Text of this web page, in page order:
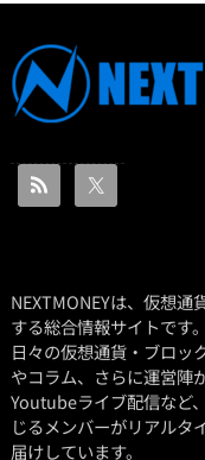
NEXTMONEYは、仮想
する総合情報サイトです。
日々の仮想通貨・ブロッ
やコラム、さらに運営陣
Youtubeライブ配信など
じるメンバーがリアルタ
届けしています。